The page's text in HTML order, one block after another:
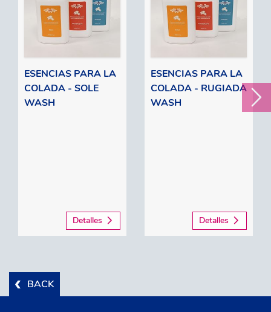
ESENCIAS PARA LA
COLADA - SOLE
WASH
Detalles
ESENCIAS PARA LA
COLADA - RUGIADA
WASH
Detalles
BACK